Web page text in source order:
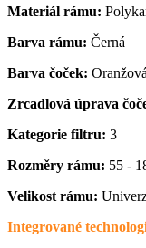
Materiál rámu:
Barva rámu: Černá
Barva čoček:
Zrcadlová úprava
Kategorie filtru: 3
Rozměry rámu: 55 -
Velikost rámu:
Integrované